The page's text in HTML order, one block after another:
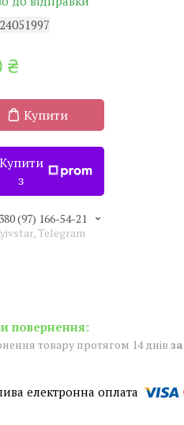
24051997
₴
Купити
Купити
з
(97) 166-54-21
Telegram
товару протягом 14 днів